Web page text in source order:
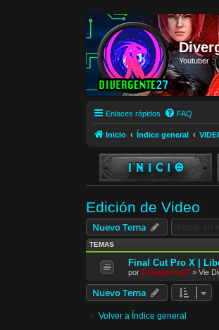
Youtuber
Enlaces rápidos FAQ
Inicio Índice general
Edición de Video
Nuevo Tema
TEMAS
Final Cut Pro X |
por Divergente27 » Vie
Nuevo Tema
Volver a Índice general